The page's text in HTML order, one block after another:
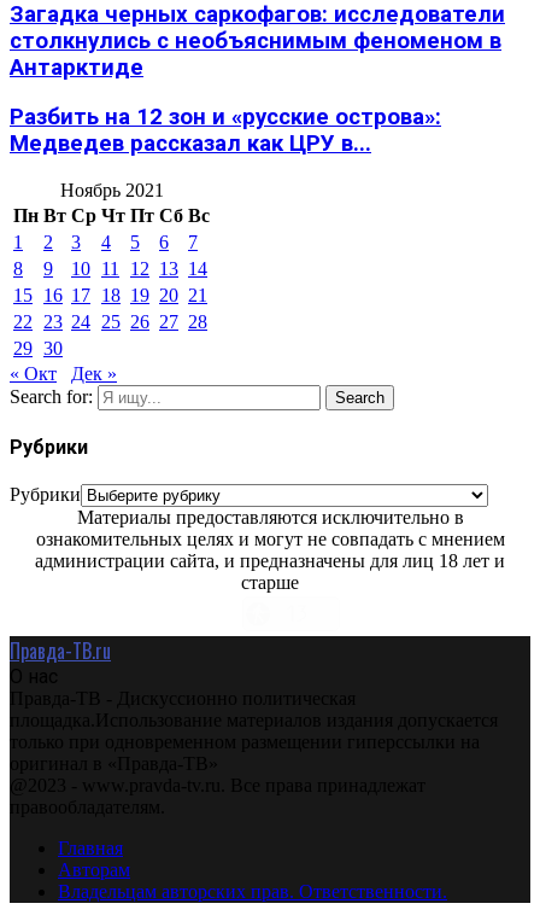
Загадка черных саркофагов: исследователи
столкнулись с необъяснимым феноменом в
Антарктиде
Разбить на 12 зон и «русские острова»:
Медведев рассказал как ЦРУ в...
Ноябрь 2021
Пн Вт Ср Чт Пт Сб Вс
1
2 3 4 5 6
7
8
9 10 11 12 13 14
15 16 17 18 19 20 21
22
23 24 25 26 27 28
29 30
« Окт
Дек »
Search for:
Search
Рубрики
Рубрики
Материалы предоставляются исключительно в
ознакомительных целях и могут не совпадать с мнением
администрации сайта, и предназначены для лиц 18 лет и
старше
Правда-ТВ.ru
О нас
Правда-ТВ - Дискуссионно политическая
площадка.Использование материалов издания допускается
только при одновременном размещении гиперссылки на
оригинал в «Правда-ТВ»
@2023 - www.pravda-tv.ru. Все права принадлежат
правообладателям.
Главная
Авторам
Владельцам авторских прав. Ответственности.